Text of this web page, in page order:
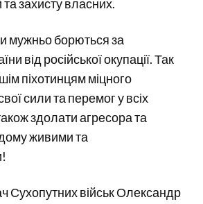
захисту власних.
мужньо борються за
від російської окупації. Так
піхотинцям міцного
сили та перемог у всіх
здолати агресора та
живими та
Сухопутних військ Олександр